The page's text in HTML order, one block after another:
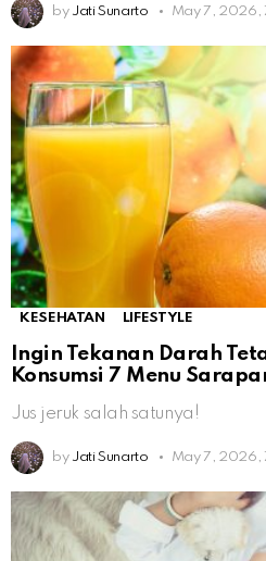
by Jati Sunarto May 7, 2026,
KESEHATAN LIFESTYLE
Ingin Tekanan Darah
Konsumsi 7 Menu
Jus jeruk salah satunya!
by Jati Sunarto May 7, 2026,